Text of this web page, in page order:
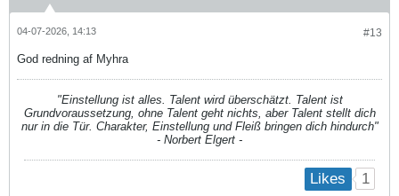
#13
04-07-2026, 14:13
God redning af Myhra
"Einstellung ist alles. Talent wird überschätzt. Talent ist
Grundvoraussetzung, ohne Talent geht nichts, aber Talent stellt dich
nur in die Tür. Charakter, Einstellung und Fleiß bringen dich hindurch"
- Norbert Elgert -
Likes 1